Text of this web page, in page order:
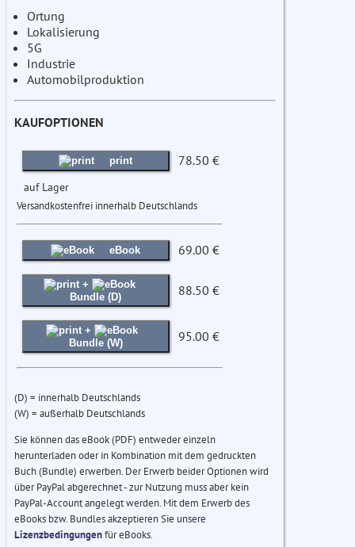
Ortung
Lokalisierung
5G
Industrie
Automobilproduktion
KAUFOPTIONEN
print 78.50 €
auf Lager
Versandkostenfrei innerhalb Deutschlands
eBook 69.00 €
+
Bundle (D)
88.50 €
+
Bundle (W)
95.00 €
(D) = innerhalb Deutschlands
(W) = außerhalb Deutschlands
Sie können das eBook (PDF) entweder einzeln
herunterladen oder in Kombination mit dem gedruckten
Buch (Bundle) erwerben. Der Erwerb beider Optionen wird
über PayPal abgerechnet - zur Nutzung muss aber kein
PayPal-Account angelegt werden. Mit dem Erwerb des
eBooks bzw. Bundles akzeptieren Sie unsere
Lizenzbedingungenfür eBooks.